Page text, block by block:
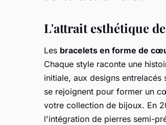
L'attrait esthétique
Les bracelets en forme de
Chaque style raconte une
initiale, aux designs
se rejoignent pour former un
votre collection de bijoux. En
l'intégration de pierres semi-